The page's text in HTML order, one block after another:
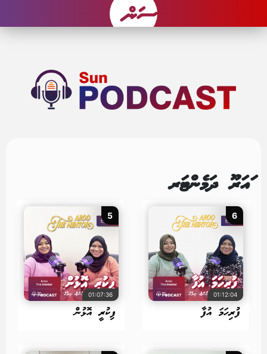
ައަރޫ ދަމެންޓަރ
6
01:12:04
ފުރިހަމަ އުފާ
5
01:07:36
ފިކުރީ އޮޅުން